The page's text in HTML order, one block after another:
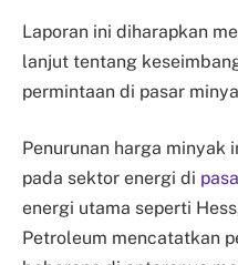
Laporan ini diharapkan
lanjut tentang
permintaan di pasar
Penurunan harga minyak
pada sektor energi di
energi utama seperti
Petroleum mencatatkan